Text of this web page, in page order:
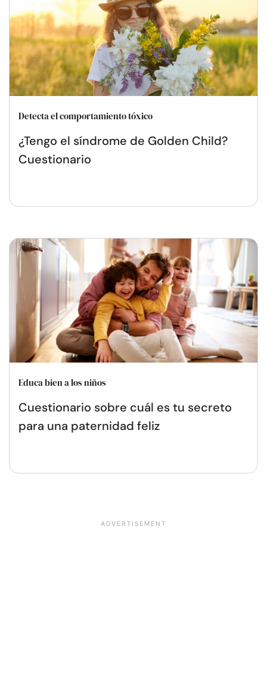
Detecta el comportamiento tóxico
¿Tengo el síndrome de Golden Child?
Cuestionario
Educa bien a los niños
Cuestionario sobre cuál es tu secreto
para una paternidad feliz